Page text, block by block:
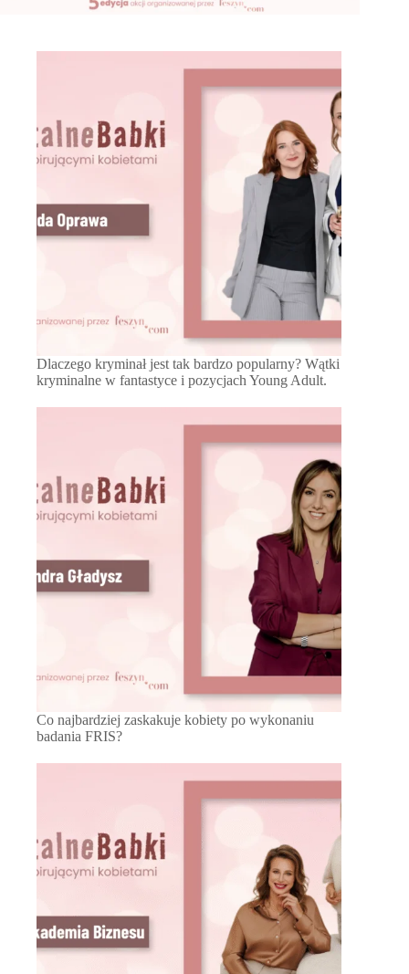
Dlaczego kryminał jest tak bardzo popularny? Wątki
kryminalne w fantastyce i pozycjach Young Adult.
Co najbardziej zaskakuje kobiety po wykonaniu
badania FRIS?